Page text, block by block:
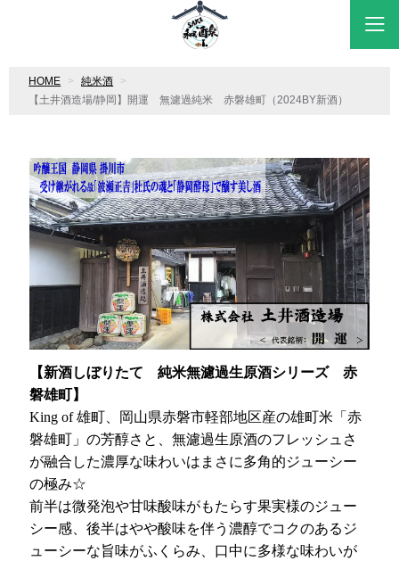
HOME
純米酒
【土井酒造場/静岡】開運 無濾過純米 赤磐雄町（2024BY新酒）
【新酒しぼりたて 純米無濾過生原酒シリーズ 赤
磐雄町】
King of雄町、岡山県赤磐市軽部地区産の雄町米「赤
磐雄町」の芳醇さと、無濾過生原酒のフレッシュさ
が融合した濃厚な味わいはまさに多角的ジューシー
の極み☆
前半は微発泡や甘味酸味がもたらす果実様のジュー
シー感、後半はやや酸味を伴う濃醇でコクのあるジ
ューシーな旨味がふくらみ、口中に多様な味わいが